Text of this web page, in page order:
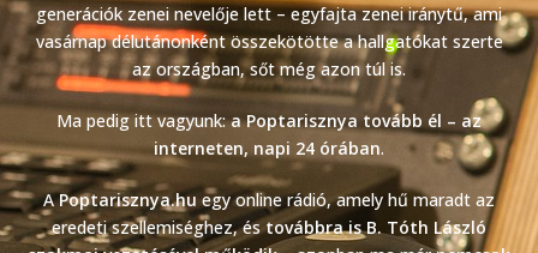
generációk zenei nevelője lett – egyfajta zenei iránytű, ami
vasárnap délutánonként összekötötte a hallgatókat szerte
az országban, sőt még azon túl is.
Ma pedig itt vagyunk:a Poptarisznya tovább él – az
interneten, napi 24 órában.
APoptarisznya.huegy online rádió, amely hű maradt az
eredeti szellemiséghez, éstovábbra is B. Tóth László